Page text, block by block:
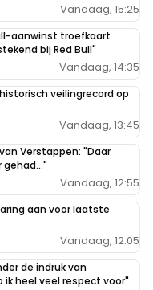
Vandaag, 15:25
aanwinst troefkaart
bij Red Bull"
Vandaag, 14:35
veilingrecord op
Vandaag, 13:45
Verstappen: "Daar
Vandaag, 12:55
aan voor laatste
Vandaag, 12:05
de indruk van
ik heel veel respect voor"